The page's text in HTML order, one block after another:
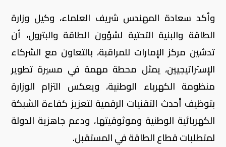
وأكد سعادة المهندس شريف العلماء، وكيل وزارة
الطاقة والبنية التحتية لشؤون الطاقة والبترول، أن
تدشين مركز الإمارات للمراقبة، بالتعاون مع الشركاء
الإستراتيجيين، يمثل محطة مهمة في مسيرة تطوير
منظومة الكهرباء الوطنية، ويعكس التزام الوزارة
بتوظيف أحدث التقنيات الرقمية لتعزيز كفاءة الشبكة
الكهربائية الوطنية وموثوقيتها، ودعم جاهزية الدولة
لمتطلبات قطاع الطاقة في المستقبل.